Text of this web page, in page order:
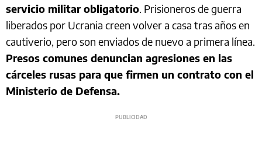
servicio militar obligatorio. Prisioneros de guerra
liberados por Ucrania creen volver a casa tras años en
cautiverio, pero son enviados de nuevo a primera línea.
Presos comunes denuncian agresiones en las
cárceles rusas para que firmen un contrato con el
Ministerio de Defensa.